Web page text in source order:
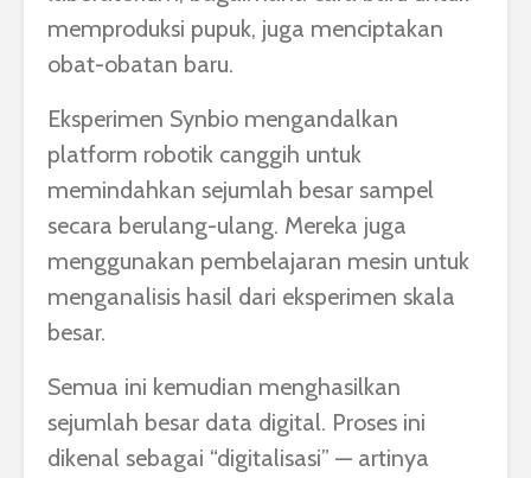
memproduksi pupuk, juga menciptakan
obat-obatan baru.
Eksperimen Synbio mengandalkan
platform robotik canggih untuk
memindahkan sejumlah besar sampel
secara berulang-ulang. Mereka juga
menggunakan pembelajaran mesin untuk
menganalisis hasil dari eksperimen skala
besar.
Semua ini kemudian menghasilkan
sejumlah besar data digital. Proses ini
dikenal sebagai “digitalisasi” — artinya